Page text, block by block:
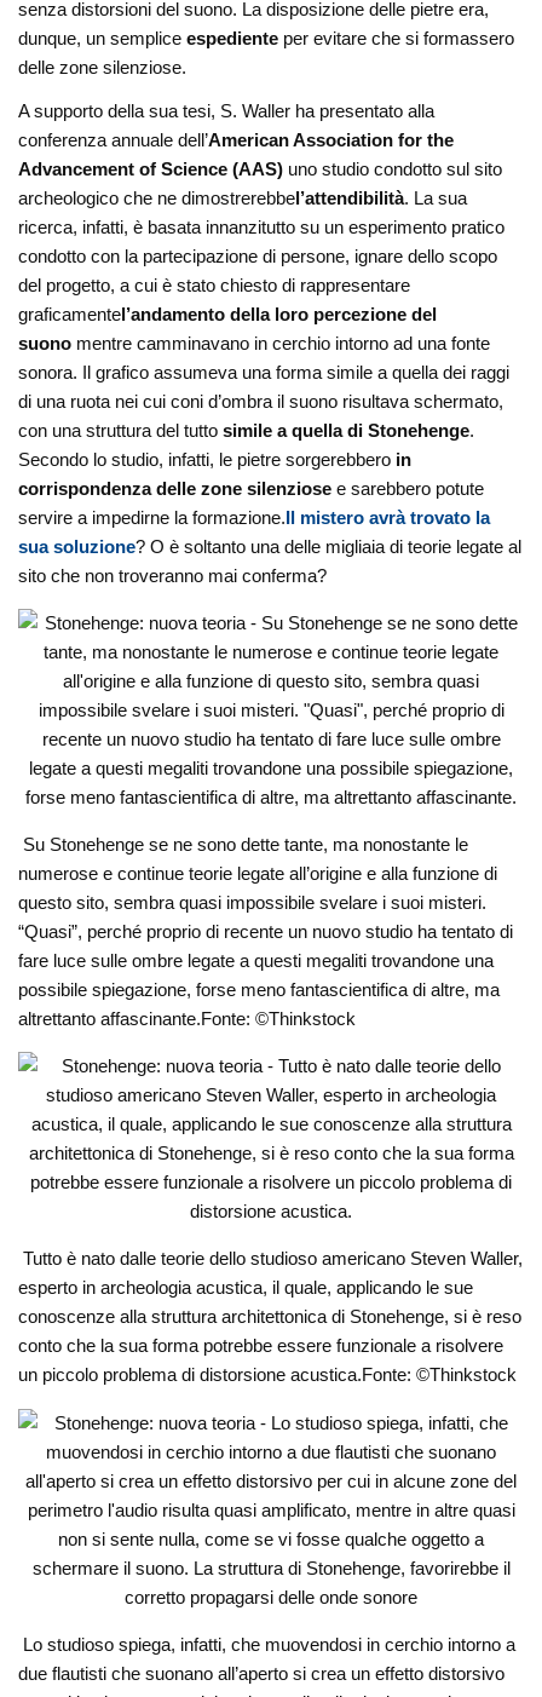
senza distorsioni del suono. La disposizione delle pietre era,
dunque, un sempliceespediente per evitare che si formassero
delle zone silenziose.
A supporto della sua tesi, S. Waller ha presentato alla
conferenza annuale dell’American Association for the
Advancement of Science (AAS) uno studio condotto sul sito
archeologico che ne dimostrerebbel’attendibilità. La sua
ricerca, infatti, è basata innanzitutto su un esperimento pratico
condotto con la partecipazione di persone, ignare dello scopo
del progetto, a cui è stato chiesto di rappresentare
graficamentel’andamento della loro percezione del
suono mentre camminavano in cerchio intorno ad una fonte
sonora. Il grafico assumeva una forma simile a quella dei raggi
di una ruota nei cui coni d’ombra il suono risultava schermato,
con una struttura del tuttosimile a quella di Stonehenge.
Secondo lo studio, infatti, le pietre sorgerebbero in
corrispondenza delle zone silenziose e sarebbero potute
servire a impedirne la formazione.Il mistero avrà trovato la
sua soluzione? O è soltanto una delle migliaia di teorie legate al
sito che non troveranno mai conferma?
Su Stonehenge se ne sono dette tante, ma nonostante le
numerose e continue teorie legate all’origine e alla funzione di
questo sito, sembra quasi impossibile svelare i suoi misteri.
“Quasi”, perché proprio di recente un nuovo studio ha tentato di
fare luce sulle ombre legate a questi megaliti trovandone una
possibile spiegazione, forse meno fantascientifica di altre, ma
altrettanto affascinante.Fonte: ©Thinkstock
Tutto è nato dalle teorie dello studioso americano Steven Waller,
esperto in archeologia acustica, il quale, applicando le sue
conoscenze alla struttura architettonica di Stonehenge, si è reso
conto che la sua forma potrebbe essere funzionale a risolvere
un piccolo problema di distorsione acustica.Fonte: ©Thinkstock
Lo studioso spiega, infatti, che muovendosi in cerchio intorno a
due flautisti che suonano all’aperto si crea un effetto distorsivo